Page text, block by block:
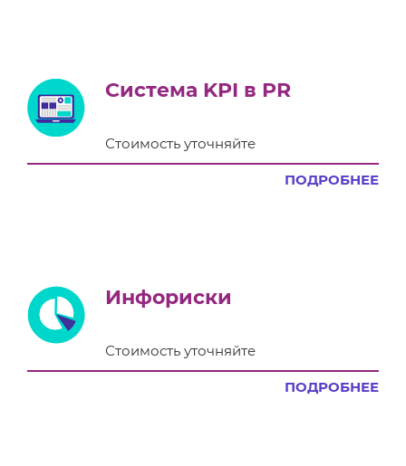
Система KPI в PR
Стоимость уточняйте
ПОДРОБНЕЕ
Инфориски
Стоимость уточняйте
ПОДРОБНЕЕ